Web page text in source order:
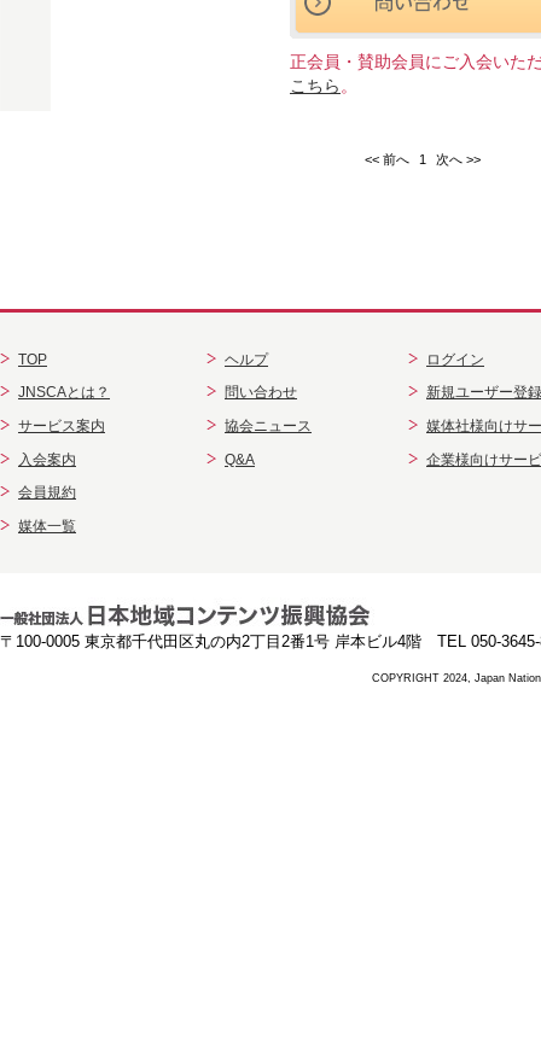
正会員・賛助会員にご入会いた
こちら 。
<< 前へ 1 次へ >>
TOP
JNSCAとは？
サービス案内
入会案内
会員規約
媒体一覧
ヘルプ
問い合わせ
協会ニュース
Q&A
ログイン
新規ユーザー登録
媒体社様向けサ
企業様向けサー
〒100-0005 東京都千代田区丸の内2丁目2番1号 岸本ビル4階 TEL 050-
COPYRIGHT 2024, Japan